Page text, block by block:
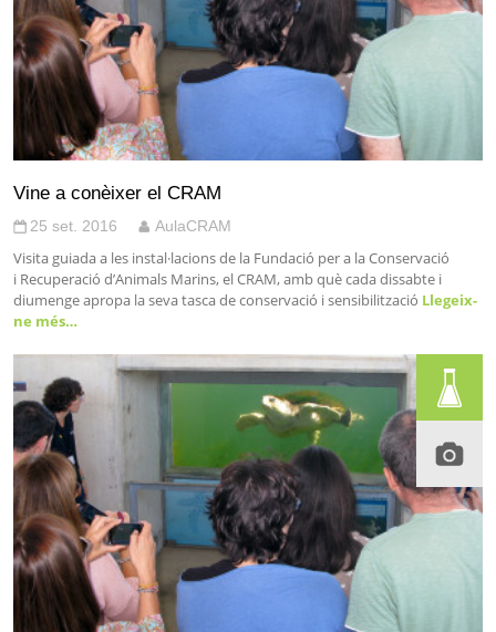
Vine a conèixer el CRAM
25 set. 2016 AulaCRAM
Visita guiada a les instal·lacions de la Fundació per a la Conservació
i Recuperació d’Animals Marins, el CRAM, amb què cada dissabte i
diumenge apropa la seva tasca de conservació i sensibilització Llegeix-
ne més…